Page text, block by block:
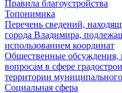
Правила благоустройства
Топонимика
Перечень сведений,
города Владимира,
использованием координат
Общественные
вопросам в сфере
территории
Социальная сфера